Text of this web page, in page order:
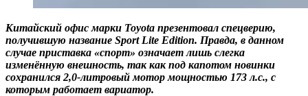
Китайский офис марки Toyota презентовал спецверию,
получившую название Sport Lite Edition. Правда, в данном
случае приставка «спорт» означает лишь слегка
изменённую внешность, так как под капотом новинки
сохранился 2,0-литровый мотор мощностью 173 л.с., с
которым работает вариатор.